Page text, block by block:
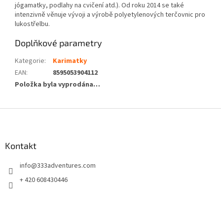
jógamatky, podlahy na cvičení atd.). Od roku 2014 se také
intenzivně věnuje vývoji a výrobě polyetylenových terčovnic pro
lukostřelbu.
Doplňkové parametry
Kategorie:
Karimatky
EAN:
8595053904112
Položka byla vyprodána…
Kontakt
info@333adventures.com
+ 420 608430446